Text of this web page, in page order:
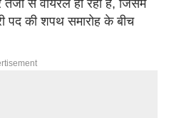
तेजी से वायरल हो रहा है, जिसमें
पद की शपथ समारोह के बीच